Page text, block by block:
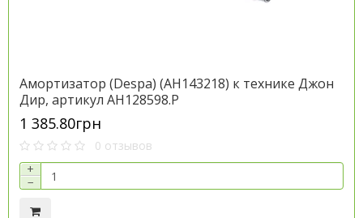
Амортизатор (Despa) (AH143218) к технике Джон
Дир, артикул AH128598.P
1 385.80грн
0 отзывов
+
−